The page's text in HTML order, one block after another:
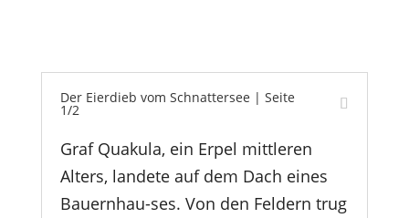
Der Eierdieb vom Schnattersee | Seite
1/2
Graf Quakula, ein Erpel mittleren
Alters, landete auf dem Dach eines
Bauernhau-ses. Von den Feldern trug